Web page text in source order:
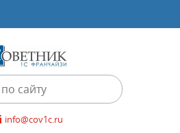
info@cov1c.ru